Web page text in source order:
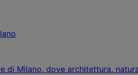
Milano, dove architettura,